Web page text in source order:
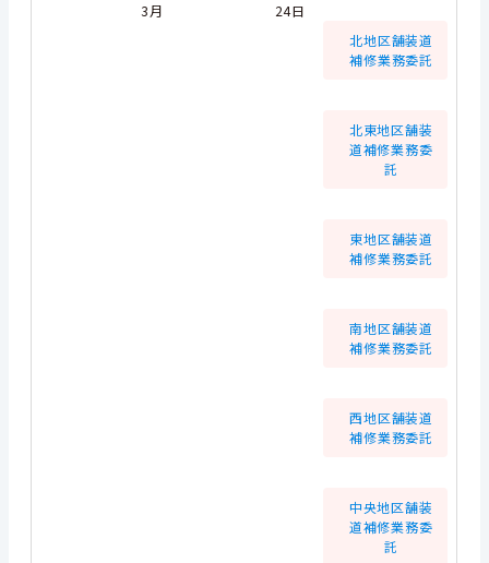
3月
24日
北地区舗装道
補修業務委託
北東地区舗装
道補修業務委
託
東地区舗装道
補修業務委託
南地区舗装道
補修業務委託
西地区舗装道
補修業務委託
中央地区舗装
道補修業務委
託